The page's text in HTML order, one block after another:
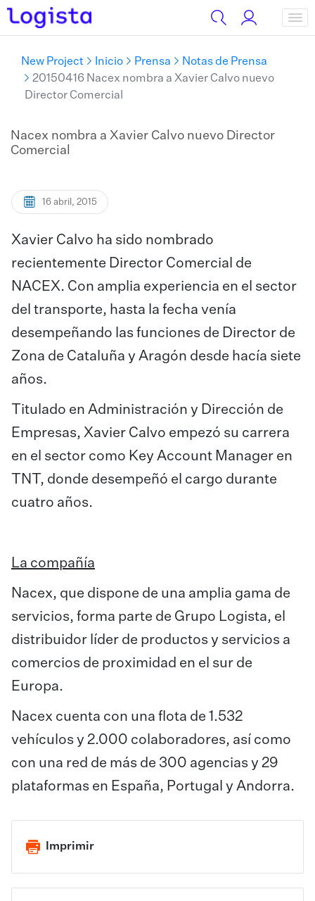
New Project Inicio Prensa
Notas de Prensa
20150416 Nacex nombra a Xavier Calvo nuevo
Director Comercial
Nacex nombra a Xavier Calvo nuevo Director
Comercial
16 abril, 2015
Xavier Calvo ha sido nombrado
recientemente Director Comercial de
NACEX. Con amplia experiencia en el sector
del transporte, hasta la fecha venía
desempeñando las funciones de Director de
Zona de Cataluña y Aragón desde hacía siete
años.
Titulado en Administración y Dirección de
Empresas, Xavier Calvo empezó su carrera
en el sector como Key Account Manager en
TNT, donde desempeñó el cargo durante
cuatro años.
La compañía
Nacex, que dispone de una amplia gama de
servicios, forma parte de Grupo Logista, el
distribuidor líder de productos y servicios a
comercios de proximidad en el sur de
Europa.
Nacex cuenta con una flota de 1.532
vehículos y 2.000 colaboradores, así como
con una red de más de 300 agencias y 29
plataformas en España, Portugal y Andorra.
Imprimir